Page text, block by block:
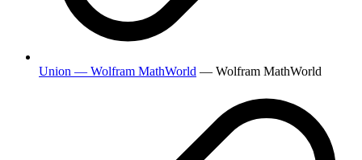
Union — Wolfram MathWorld — Wolfram MathWorld